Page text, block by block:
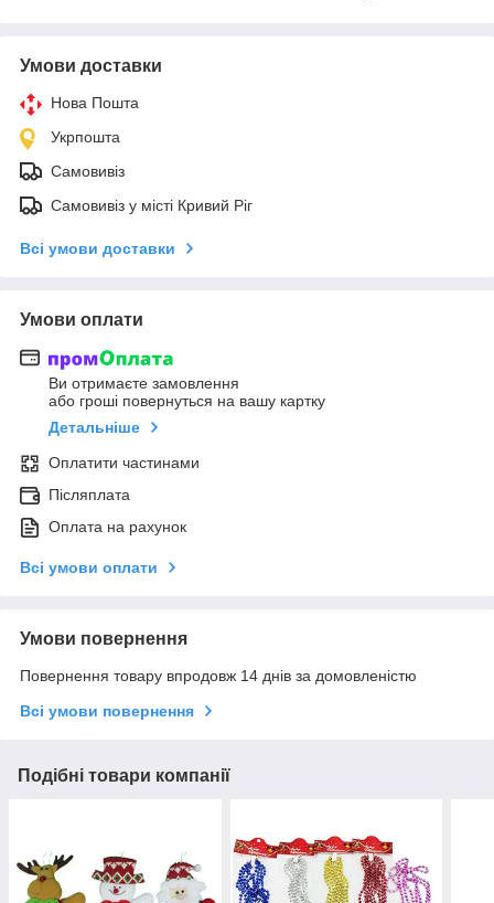
Умови доставки
Нова Пошта
Укрпошта
Самовивіз
Самовивіз у місті Кривий Ріг
Всі умови доставки
Умови оплати
Ви отримаєте замовлення
або гроші повернуться на вашу картку
Детальніше
Оплатити частинами
Післяплата
Оплата на рахунок
Всі умови оплати
Умови повернення
Повернення товару впродовж 14 днів за домовленістю
Всі умови повернення
Подібні товари компанії